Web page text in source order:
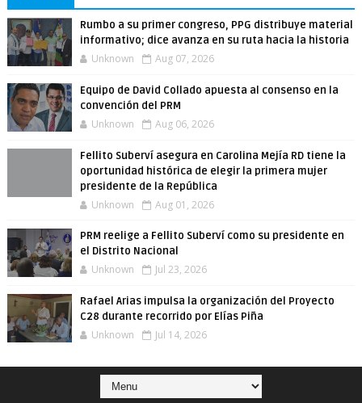
Rumbo a su primer congreso, PPG distribuye material
informativo; dice avanza en su ruta hacia la historia
Unknown Aug 07, 2026
Equipo de David Collado apuesta al consenso en la
convención del PRM
Unknown Aug 06, 2026
Fellito Suberví asegura en Carolina Mejía RD tiene la
oportunidad histórica de elegir la primera mujer
presidente de la República
Unknown Aug 01, 2026
PRM reelige a Fellito Suberví como su presidente en
el Distrito Nacional
Unknown Jul 23, 2026
Rafael Arias impulsa la organización del Proyecto
C28 durante recorrido por Elías Piña
Unknown Jul 14, 2026